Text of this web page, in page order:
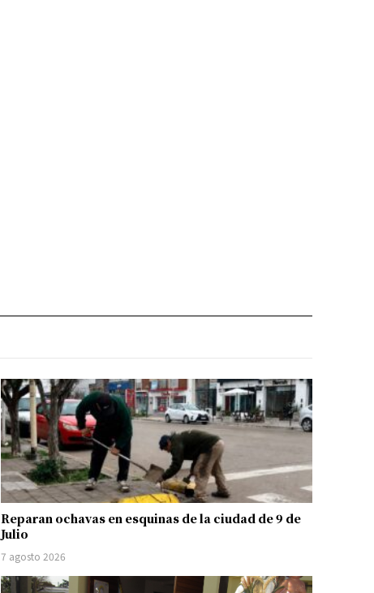
Reparan ochavas en esquinas de la ciudad de 9 de
Julio
7 agosto 2026